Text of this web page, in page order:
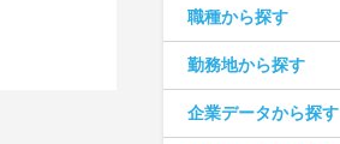
職種から探す
勤務地から探す
企業データから探す